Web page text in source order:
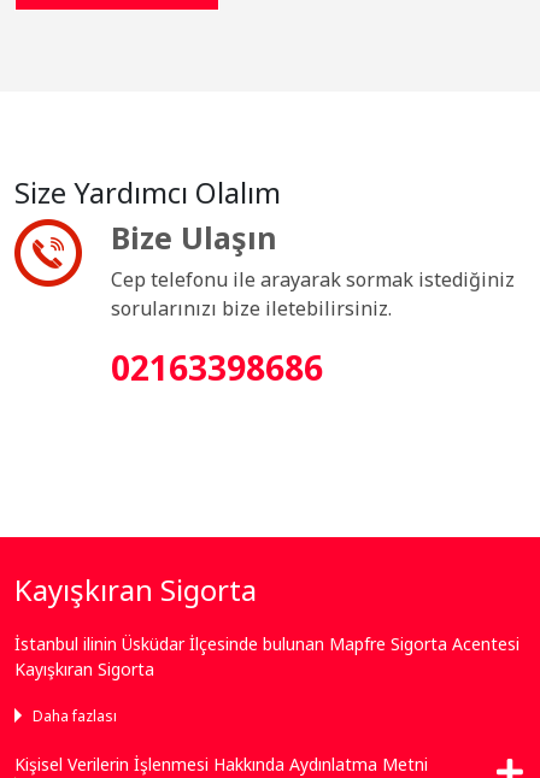
Bize Ulaşın
Size Yardımcı Olalım
Bize Ulaşın
Cep telefonu ile arayarak sormak istediğiniz
sorularınızı bize iletebilirsiniz.
02163398686
Kayışkıran Sigorta
İstanbul ilinin Üsküdar İlçesinde bulunan Mapfre Sigorta Acentesi
Kayışkıran Sigorta
Daha fazlası
Kişisel Verilerin İşlenmesi Hakkında Aydınlatma Metni